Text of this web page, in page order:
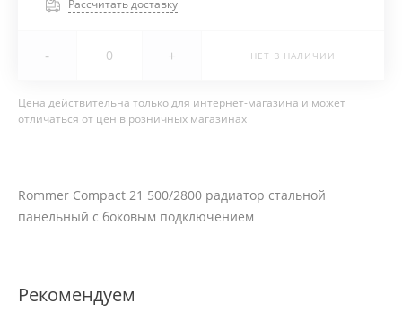
Рассчитать доставку
- + НЕТ В НАЛИЧИИ
Цена действительна только для интернет-магазина и может
отличаться от цен в розничных магазинах
Rommer Compact 21 500/2800 радиатор стальной
панельный с боковым подключением
Рекомендуем